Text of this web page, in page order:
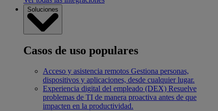
Soluciones
Casos de uso populares
Acceso y asistencia remotos Gestiona personas,
dispositivos y aplicaciones, desde cualquier lugar.
Experiencia digital del empleado (DEX) Resuelve
problemas de TI de manera proactiva antes de que
impacten en la productividad.